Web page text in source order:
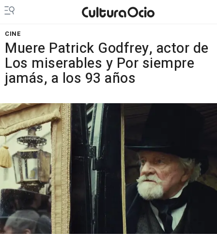
CINE
Muere Patrick Godfrey, actor de
Los miserables y Por siempre
jamás, a los 93 años